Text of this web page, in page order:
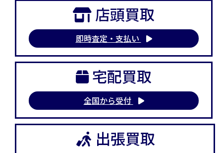
店頭買取
即時査定・支払い
宅配買取
全国から受付
出張買取